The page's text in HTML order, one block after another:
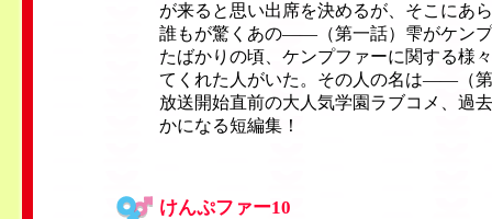
が来ると思い出席を決めるが、そこにあ
誰もが驚くあの——（第一話）雫がケン
たばかりの頃、ケンプファーに関する様
てくれた人がいた。その人の名は——（
放送開始直前の大人気学園ラブコメ、過
かになる短編集！
けんぷファー10